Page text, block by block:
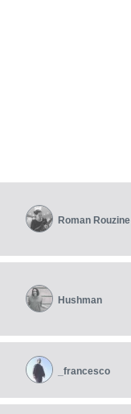
Roman Rouzine
Hushman
_francesco